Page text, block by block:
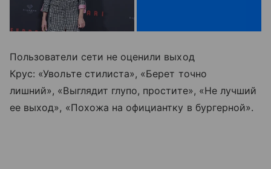
Пользователи сети не оценили выход
Крус: «Увольте стилиста», «Берет точно
лишний», «Выглядит глупо, простите», «Не лучший
ее выход», «Похожа на официантку в бургерной».